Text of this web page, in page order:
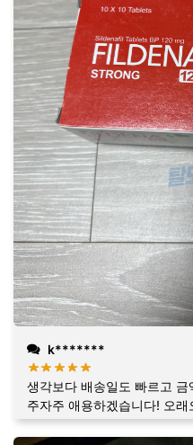
k*******
생각보다 배송일도 빠르고
주자주 애용하겠습니다! 오